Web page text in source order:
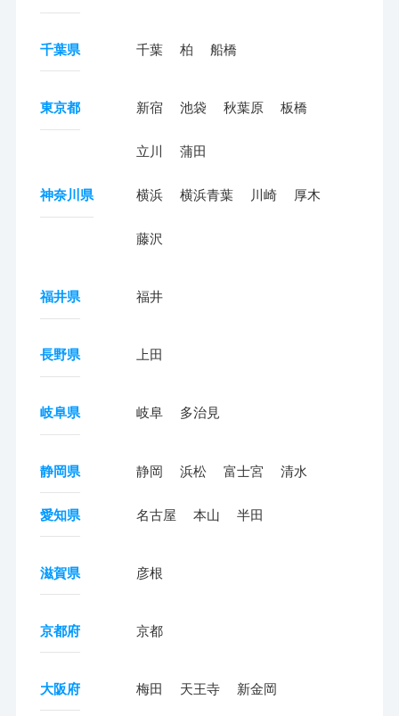
千葉県 千葉 柏 船橋
東京都 新宿 池袋 秋葉原 板橋
立川 蒲田
神奈川県 横浜 横浜青葉 川崎 厚木
藤沢
福井県 福井
長野県 上田
岐阜県 岐阜 多治見
静岡県 静岡 浜松 富士宮 清水
愛知県 名古屋 本山 半田
滋賀県 彦根
京都府 京都
大阪府 梅田 天王寺 新金岡